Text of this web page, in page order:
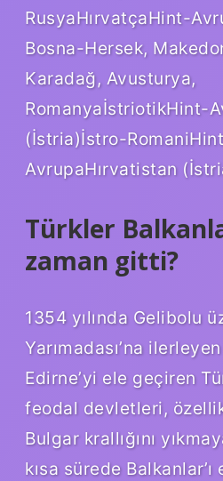
RusyaHırvatçaHint-
Bosna-Hersek,
Karadağ, Avusturya,
RomanyaİstriotikHint-
(İstria)İstro-
AvrupaHırvatistan
Türkler
zaman gitti?
1354 yılında Gelibolu
Yarımadası’na
Edirne’yi ele geçiren
feodal devletleri,
Bulgar krallığını
kısa sürede